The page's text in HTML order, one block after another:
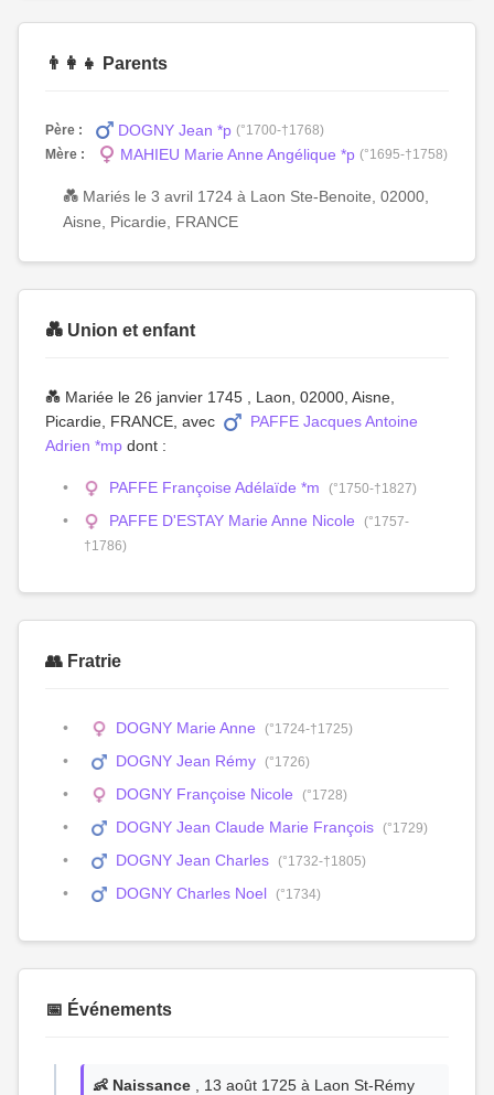
👨‍👩‍👧 Parents
Père : DOGNY Jean *p (°1700-†1768)
Mère :
MAHIEU Marie Anne Angélique *p (°1695-†1758)
💑 Mariés le 3 avril 1724 à Laon Ste-Benoite, 02000,
Aisne, Picardie, FRANCE
💑 Union et enfant
💑 Mariée le 26 janvier 1745 , Laon, 02000, Aisne,
Picardie, FRANCE, avec
PAFFE Jacques Antoine
Adrien *mp dont :
PAFFE Françoise Adélaïde *m (°1750-†1827)
PAFFE D'ESTAY Marie Anne Nicole
(°1757-
†1786)
👥 Fratrie
DOGNY Marie Anne (°1724-†1725)
DOGNY Jean Rémy (°1726)
DOGNY Françoise Nicole (°1728)
DOGNY Jean Claude Marie François (°1729)
DOGNY Jean Charles (°1732-†1805)
DOGNY Charles Noel (°1734)
📅 Événements
👶 Naissance , 13 août 1725 à Laon St-Rémy